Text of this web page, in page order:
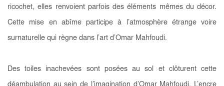
ricochet, elles renvoient parfois des éléments mêmes du décor.
Cette mise en abîme participe à l’atmosphère étrange voire
surnaturelle qui règne dans l’art d’Omar Mahfoudi.
Des toiles inachevées sont posées au sol et clôturent cette